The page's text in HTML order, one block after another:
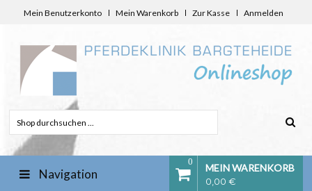
Mein Benutzerkonto Mein Warenkorb Zur Kasse Anmelden
Navigation
0
MEIN WARENKORB
0,00 €